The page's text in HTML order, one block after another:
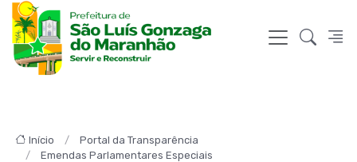
Início
Portal da Transparência
Emendas Parlamentares Especiais